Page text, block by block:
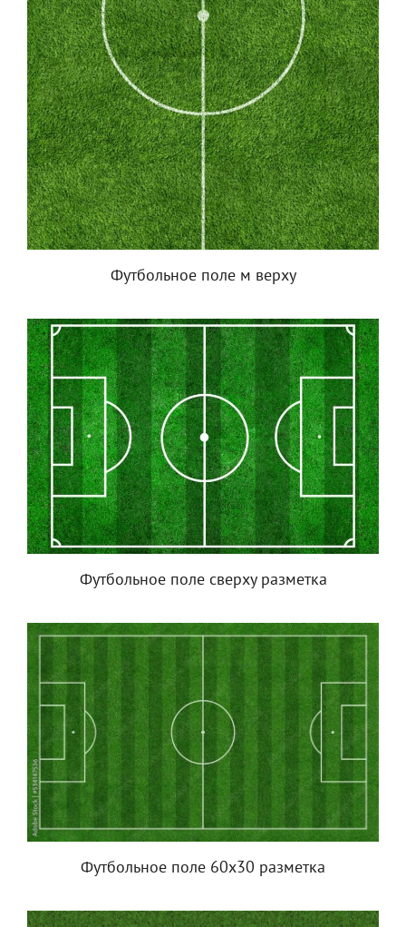
Футбольное поле м верху
Футбольное поле сверху разметка
Футбольное поле 60х30 разметка